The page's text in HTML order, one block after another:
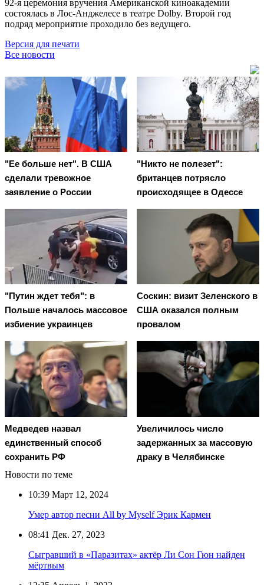
92-я церемония вручения Американской киноакадемии
состоялась в Лос-Анджелесе в театре Dolby. Второй год
подряд мероприятие проходило без ведущего.
Версия для печати
Все новости
"Ее больше нет". В США
сделали тревожное
заявление о России
"Никто не полезет":
британцев потрясло
происходящее в Одессе
"Путин ждет тебя": в
Польше началось массовое
избиение украинцев
Соскин: визит Зеленского в
США оказался полным
провалом
Медведев назвал
единственный способ
сохранить РФ
Увеличилось число
задержанных за массовую
драку в Челябинске
Новости по теме
10:39 Март 12, 2024
Умер автор песни All by Myself Эрик Кармен
08:41 Дек. 27, 2023
Сыгравший в «Паразитах» актёр Ли Сон Гюн найден
мёртвым